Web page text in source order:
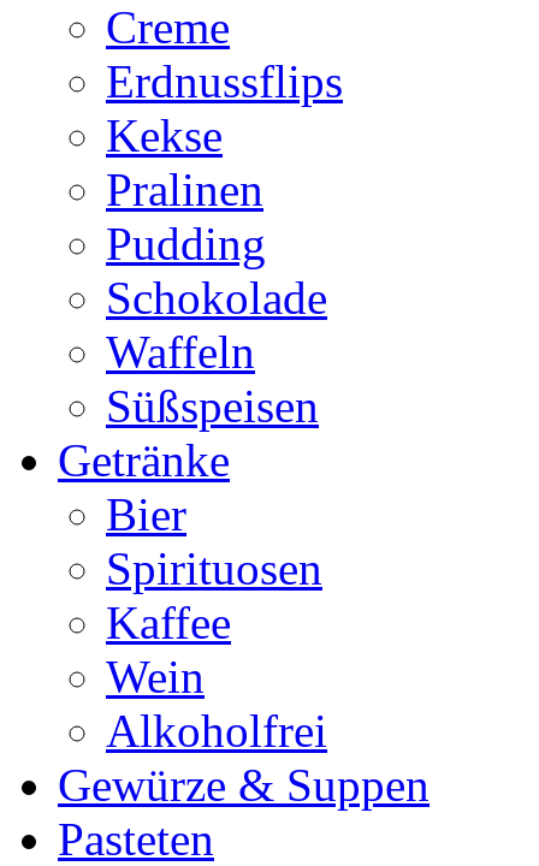
Creme
Erdnussflips
Kekse
Pralinen
Pudding
Schokolade
Waffeln
Süßspeisen
Getränke
Bier
Spirituosen
Kaffee
Wein
Alkoholfrei
Gewürze & Suppen
Pasteten